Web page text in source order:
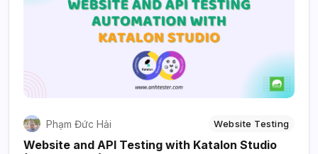
Phạm Đức Hải Website Testing
Website and API Testing with Katalon Studio